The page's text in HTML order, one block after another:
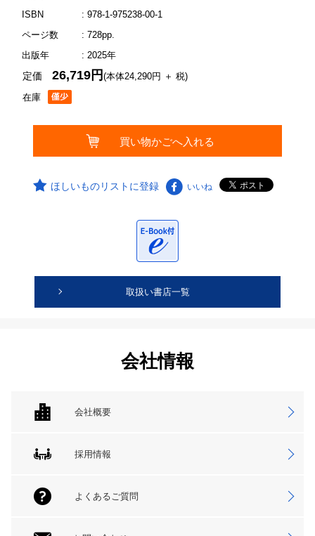
ISBN
: 978-1-975238-00-1
ページ数
: 728pp.
出版年
: 2025年
在庫
定価26,719円(本体24,290円 ＋ 税)
ほしいものリストに登録 いいね
取扱い書店一覧
会社情報
会社概要
採用情報
よくあるご質問